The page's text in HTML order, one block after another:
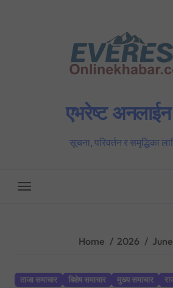
एभरेष्ट
सूचना, परिवर्तन र समृद्धिका
Home 2026 June
ताजा समाचार बिशेष समाचार मुख्य समाचार